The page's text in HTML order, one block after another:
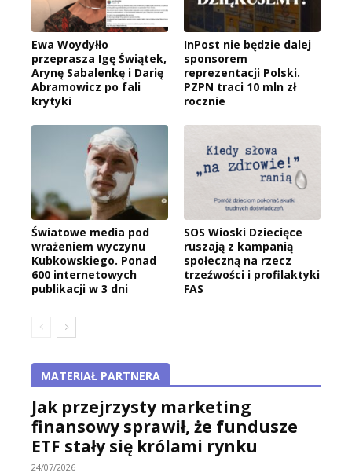
Ewa Woydyłło
przeprasza Igę Świątek,
Arynę Sabalenkę i Darię
Abramowicz po fali
krytyki
InPost nie będzie dalej
sponsorem
reprezentacji Polski.
PZPN traci 10 mln zł
rocznie
Światowe media pod
wrażeniem wyczynu
Kubkowskiego. Ponad
600 internetowych
publikacji w 3 dni
SOS Wioski Dziecięce
ruszają z kampanią
społeczną na rzecz
trzeźwości i profilaktyki
FAS
MATERIAŁ PARTNERA
Jak przejrzysty marketing
finansowy sprawił, że fundusze
ETF stały się królami rynku
24/07/2026